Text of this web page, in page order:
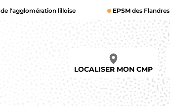
de l'agglomération lilloise EPSM des Flandres
LOCALISER MON CMP